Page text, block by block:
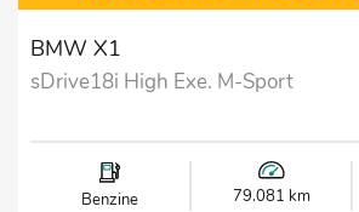
BMW X1
sDrive18i High Exe. M-Sport
Benzine 79.081 km